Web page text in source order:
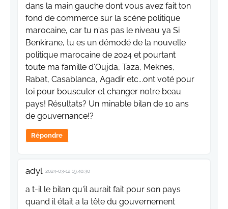
dans la main gauche dont vous avez fait ton
fond de commerce sur la scène politique
marocaine, car tu n'as pas le niveau ya Si
Benkirane, tu es un démodé de la nouvelle
politique marocaine de 2024 et pourtant
toute ma famille d'Oujda, Taza, Meknes,
Rabat, Casablanca, Agadir etc...ont voté pour
toi pour bousculer et changer notre beau
pays! Résultats? Un minable bilan de 10 ans
de gouvernance!?
Répondre
adyl 2024-03-12 19:40:30
a t-il le bilan qu'il aurait fait pour son pays
quand il était a la tête du gouvernement